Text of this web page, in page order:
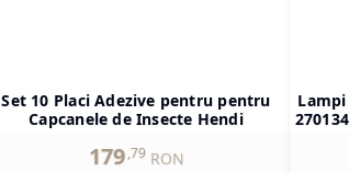
Set 10 Placi Adezive pentru pentru
Capcanele de Insecte Hendi
179 ,79 RON